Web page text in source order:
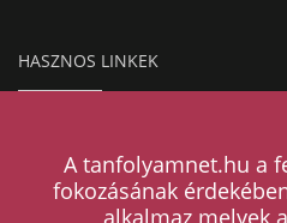
HASZNOS LINKEK
Magazin
A tanfolyamnet.hu a
fokozásának
alkalmaz melyek